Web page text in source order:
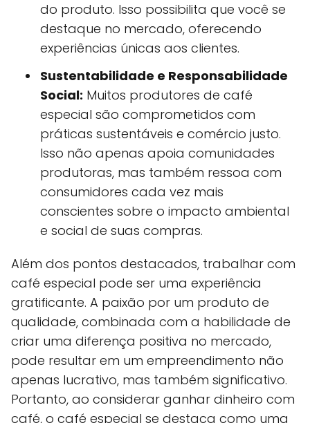
do produto. Isso possibilita que você se
destaque no mercado, oferecendo
experiências únicas aos clientes.
Sustentabilidade e Responsabilidade
Social: Muitos produtores de café
especial são comprometidos com
práticas sustentáveis e comércio justo.
Isso não apenas apoia comunidades
produtoras, mas também ressoa com
consumidores cada vez mais
conscientes sobre o impacto ambiental
e social de suas compras.
Além dos pontos destacados, trabalhar com
café especial pode ser uma experiência
gratificante. A paixão por um produto de
qualidade, combinada com a habilidade de
criar uma diferença positiva no mercado,
pode resultar em um empreendimento não
apenas lucrativo, mas também significativo.
Portanto, ao considerar ganhar dinheiro com
café, o café especial se destaca como uma